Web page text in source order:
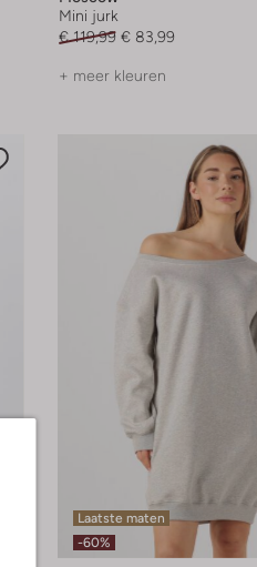
Mini jurk
€ 119,99 € 83,99
+ meer kleuren
Laatste maten
-60%